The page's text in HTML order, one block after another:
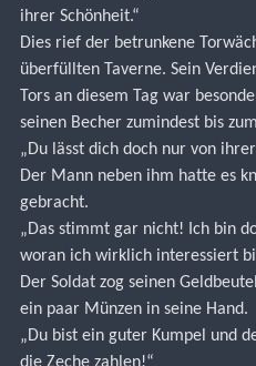
ihrer Schönheit.“
Dies rief der betrunkene
überfüllten Taverne. Sein
Tors an diesem Tag war
seinen Becher zumindest bis
„Du lässt dich doch nur von
Der Mann neben ihm hatte es
gebracht.
„Das stimmt gar nicht! Ich bin
woran ich wirklich interessiert
Der Soldat zog seinen
ein paar Münzen in seine Hand.
„Du bist ein guter Kumpel und